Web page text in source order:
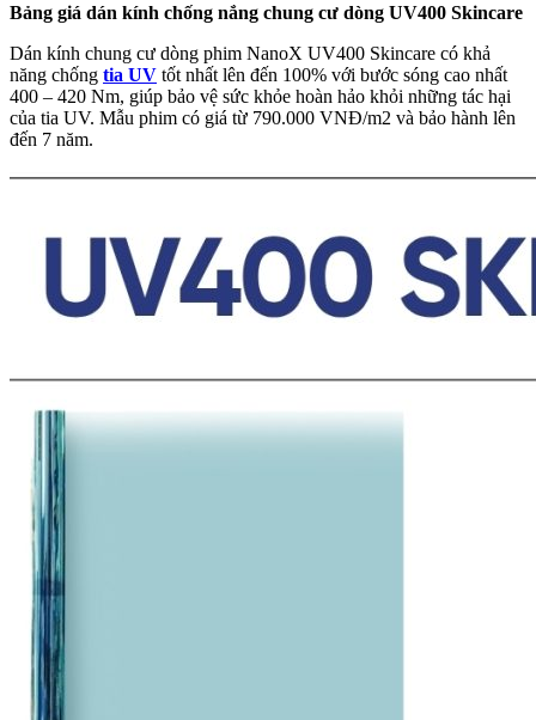
Bảng giá dán kính chống nắng chung cư dòng UV400 Skincare
Dán kính chung cư dòng phim NanoX UV400 Skincare có khả
năng chống tia UV tốt nhất lên đến 100% với bước sóng cao nhất
400 – 420 Nm, giúp bảo vệ sức khỏe hoàn hảo khỏi những tác hại
của tia UV. Mẫu phim có giá từ 790.000 VNĐ/m2 và bảo hành lên
đến 7 năm.